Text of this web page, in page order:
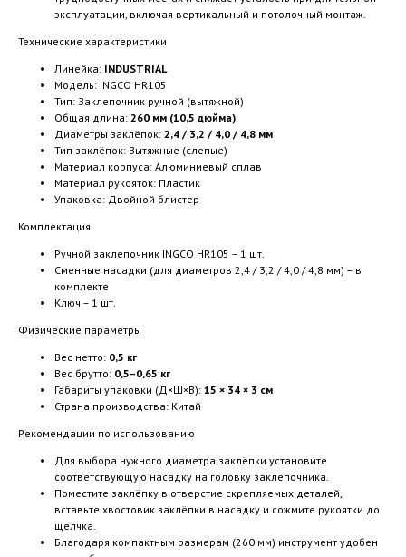
эксплуатации, включая вертикальный и потолочный монтаж.
Технические характеристики
Линейка: INDUSTRIAL
Модель: INGCO HR105
Тип: Заклепочник ручной (вытяжной)
Общая длина: 260 мм (10,5 дюйма)
Диаметры заклёпок: 2,4 / 3,2 / 4,0 / 4,8 мм
Тип заклёпок: Вытяжные (слепые)
Материал корпуса: Алюминиевый сплав
Материал рукояток: Пластик
Упаковка: Двойной блистер
Комплектация
Ручной заклепочник INGCO HR105 – 1 шт.
Сменные насадки (для диаметров 2,4 / 3,2 / 4,0 / 4,8 мм) – в
комплекте
Ключ – 1 шт.
Физические параметры
Вес нетто: 0,5 кг
Вес брутто: 0,5–0,65 кг
Габариты упаковки (Д×Ш×В): 15 × 34 × 3 см
Страна производства: Китай
Рекомендации по использованию
Для выбора нужного диаметра заклёпки установите
соответствующую насадку на головку заклепочника.
Поместите заклёпку в отверстие скрепляемых деталей,
вставьте хвостовик заклёпки в насадку и сожмите рукоятки до
щелчка.
Благодаря компактным размерам (260 мм) инструмент удобен